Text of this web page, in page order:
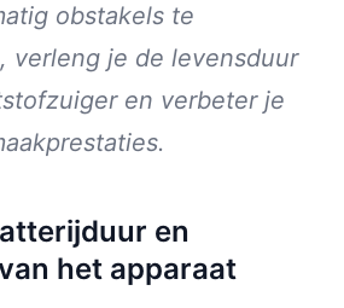
obstakels te
verleng je de levensduur
en verbeter je
en
het apparaat